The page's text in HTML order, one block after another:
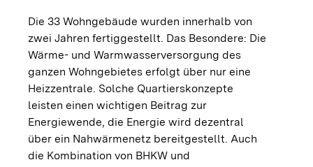
Die 33 Wohngebäude wurden innerhalb von
zwei Jahren fertiggestellt. Das Besondere: Die
Wärme- und Warmwasserversorgung des
ganzen Wohngebietes erfolgt über nur eine
Heizzentrale. Solche Quartierskonzepte
leisten einen wichtigen Beitrag zur
Energiewende, die Energie wird dezentral
über ein Nahwärmenetz bereitgestellt. Auch
die Kombination von BHKW und